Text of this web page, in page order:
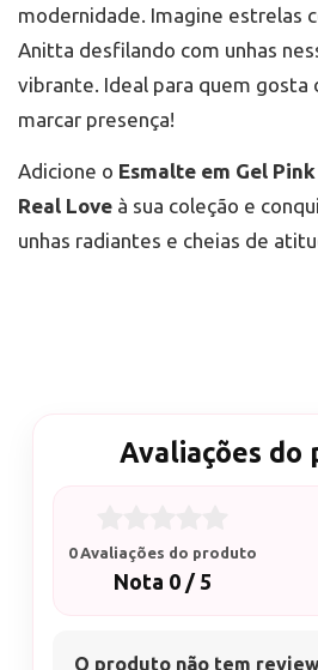
modernidade. Imagine estrelas
Anitta desfilando com unhas
vibrante. Ideal para quem gosta
marcar presença!
Adicione o Esmalte em Gel
Real Love à sua coleção e
unhas radiantes e cheias de
Avaliações do
0 Avaliações do produto
Nota 0 / 5
O produto não tem